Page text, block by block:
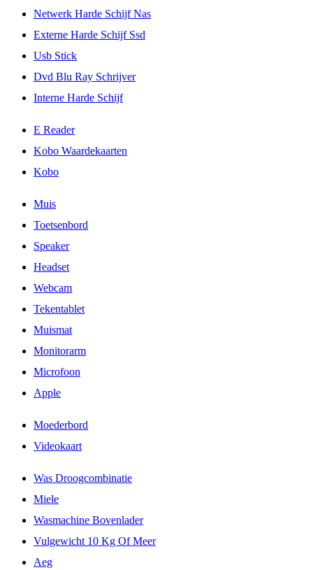
Netwerk Harde Schijf Nas
Externe Harde Schijf Ssd
Usb Stick
Dvd Blu Ray Schrijver
Interne Harde Schijf
E Reader
Kobo Waardekaarten
Kobo
Muis
Toetsenbord
Speaker
Headset
Webcam
Tekentablet
Muismat
Monitorarm
Microfoon
Apple
Moederbord
Videokaart
Was Droogcombinatie
Miele
Wasmachine Bovenlader
Vulgewicht 10 Kg Of Meer
Aeg